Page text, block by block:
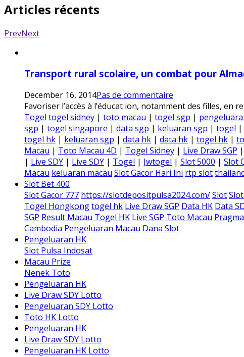
Articles récents
PrevNext
Transport rural scolaire, un combat pour
December 16, 2014Pas de commentaire
Favoriser l’accès à l’éducat ion, notamment des filles, en
Togel togel sidney | toto macau | togel sgp |
sgp | togel singapore | data sgp | keluaran sgp | togel |
togel hk | keluaran sgp | data hk | data hk | togel hk |
Macau | Toto Macau 4D | Togel Sidney | Live Draw SGP |
| Live SDY | Live SDY | Togel | Jwtogel | Slot 5000 | Slot
Macau keluaran macau Slot Gacor Hari Ini rtp slot
Slot Bet 400
Slot Gacor 777 https://slotdepositpulsa2024.com/Slot
Togel Hongkongtogel hk Live Draw SGP Data HK Data
SGP Result Macau Togel HK Live SGP Toto Macau
Cambodia Pengeluaran Macau Dana Slot
Pengeluaran HK
Slot Pulsa Indosat
Macau Prize
Nenek Toto
Pengeluaran HK
Live Draw SDY Lotto
Pengeluaran SDY Lotto
Toto HK Lotto
Pengeluaran HK
Live Draw SDY Lotto
Pengeluaran HK Lotto